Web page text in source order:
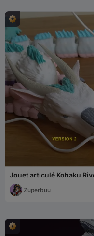
Jouet articulé Kohaku
Zuperbuu